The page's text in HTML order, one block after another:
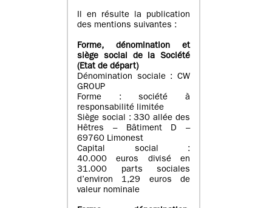
Il en résulte la publication
des mentions suivantes :
Forme, dénomination et
siège social de la Société
(Etatde départ)
Dénomination sociale : CW
GROUP
Forme : société à
responsabilité limitée
Siège social : 330 allée des
Hêtres – Bâtiment D –
69760 Limonest
Capital social :
40.000 euros divisé en
31.000 parts sociales
d’environ 1,29 euros de
valeur nominale